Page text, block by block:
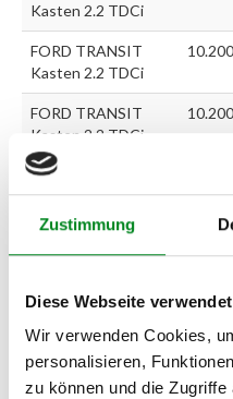
Zustimmung
Diese Webseite
Wir verwenden Cookies,
personalisieren,
zu können und die
Kasten 2.2 TDCi
FORD TRANSIT
Kasten 2.2 TDCi
FORD TRANSIT
Kasten 2.2 TDCi
FORD TRANSIT
Pritsche/Fahrgestell
2.2 TDCi
FORD TRANSIT
2.2 TDCi
FORD TRANSIT
Pritsche/Fahrgestell
2.2 TDCi